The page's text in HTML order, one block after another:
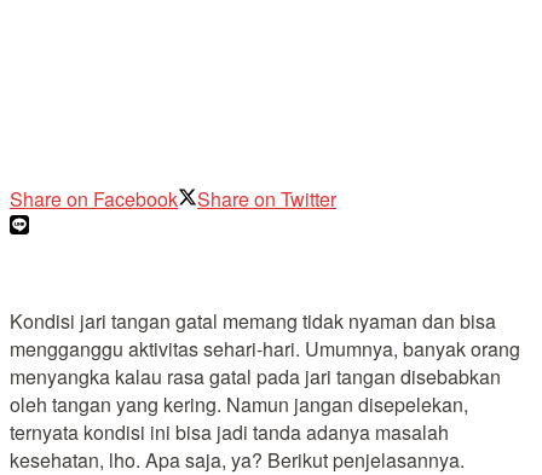
Share on Facebook Share on Twitter
Kondisi jari tangan gatal memang tidak nyaman dan bisa
mengganggu aktivitas sehari-hari. Umumnya, banyak orang
menyangka kalau rasa gatal pada jari tangan disebabkan
oleh tangan yang kering. Namun jangan disepelekan,
ternyata kondisi ini bisa jadi tanda adanya masalah
kesehatan, lho. Apa saja, ya? Berikut penjelasannya.